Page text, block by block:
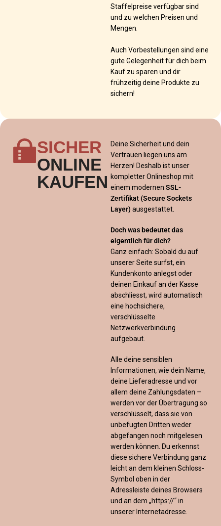
Staffelpreise verfügbar sind
und zu welchen Preisen und
Mengen.
Auch Vorbestellungen sind eine
gute Gelegenheit für dich beim
Kauf zu sparen und dir
frühzeitig deine Produkte zu
sichern!
SICHER
ONLINE
KAUFEN
Deine Sicherheit und dein
Vertrauen liegen uns am
Herzen! Deshalb ist unser
kompletter Onlineshop mit
einem modernen SSL-
Zertifikat (Secure Sockets
Layer) ausgestattet.
Doch was bedeutet das
eigentlich für dich?
Ganz einfach: Sobald du auf
unserer Seite surfst, ein
Kundenkonto anlegst oder
deinen Einkauf an der Kasse
abschliesst, wird automatisch
eine hochsichere,
verschlüsselte
Netzwerkverbindung
aufgebaut.
Alle deine sensiblen
Informationen, wie dein Name,
deine Lieferadresse und vor
allem deine Zahlungsdaten –
werden vor der Übertragung so
verschlüsselt, dass sie von
unbefugten Dritten weder
abgefangen noch mitgelesen
werden können. Du erkennst
diese sichere Verbindung ganz
leicht an dem kleinen Schloss-
Symbol oben in der
Adressleiste deines Browsers
und an dem „https://“ in
unserer Internetadresse.